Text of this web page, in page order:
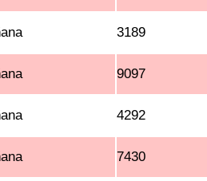
3189
9097
4292
7430